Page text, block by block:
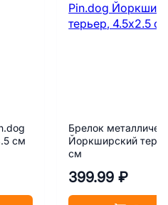
см
Брелок
Йоркширский
см
399.99 ₽